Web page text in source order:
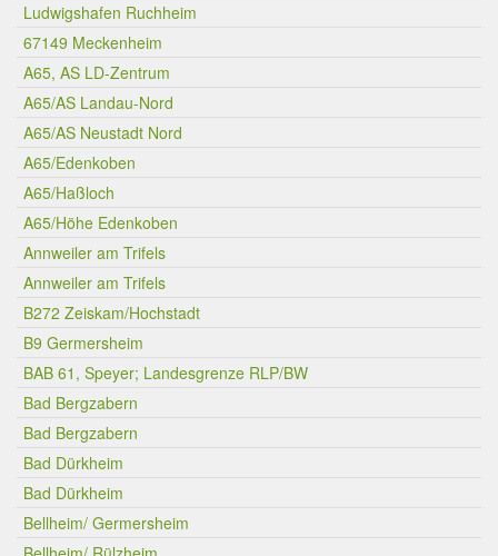
Ludwigshafen Ruchheim
67149 Meckenheim
A65, AS LD-Zentrum
A65/AS Landau-Nord
A65/AS Neustadt Nord
A65/Edenkoben
A65/Haßloch
A65/Höhe Edenkoben
Annweiler am Trifels
Annweiler am Trifels
B272 Zeiskam/Hochstadt
B9 Germersheim
BAB 61, Speyer; Landesgrenze RLP/BW
Bad Bergzabern
Bad Bergzabern
Bad Dürkheim
Bad Dürkheim
Bellheim/ Germersheim